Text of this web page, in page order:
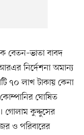
বেতন–ভাতা বাবদ
নির্দেশনা অমান্য
৭০ লাখ টাকায় কেনা
ঘোষিত
গোলাম কুদ্দুসের
ও পরিবারের